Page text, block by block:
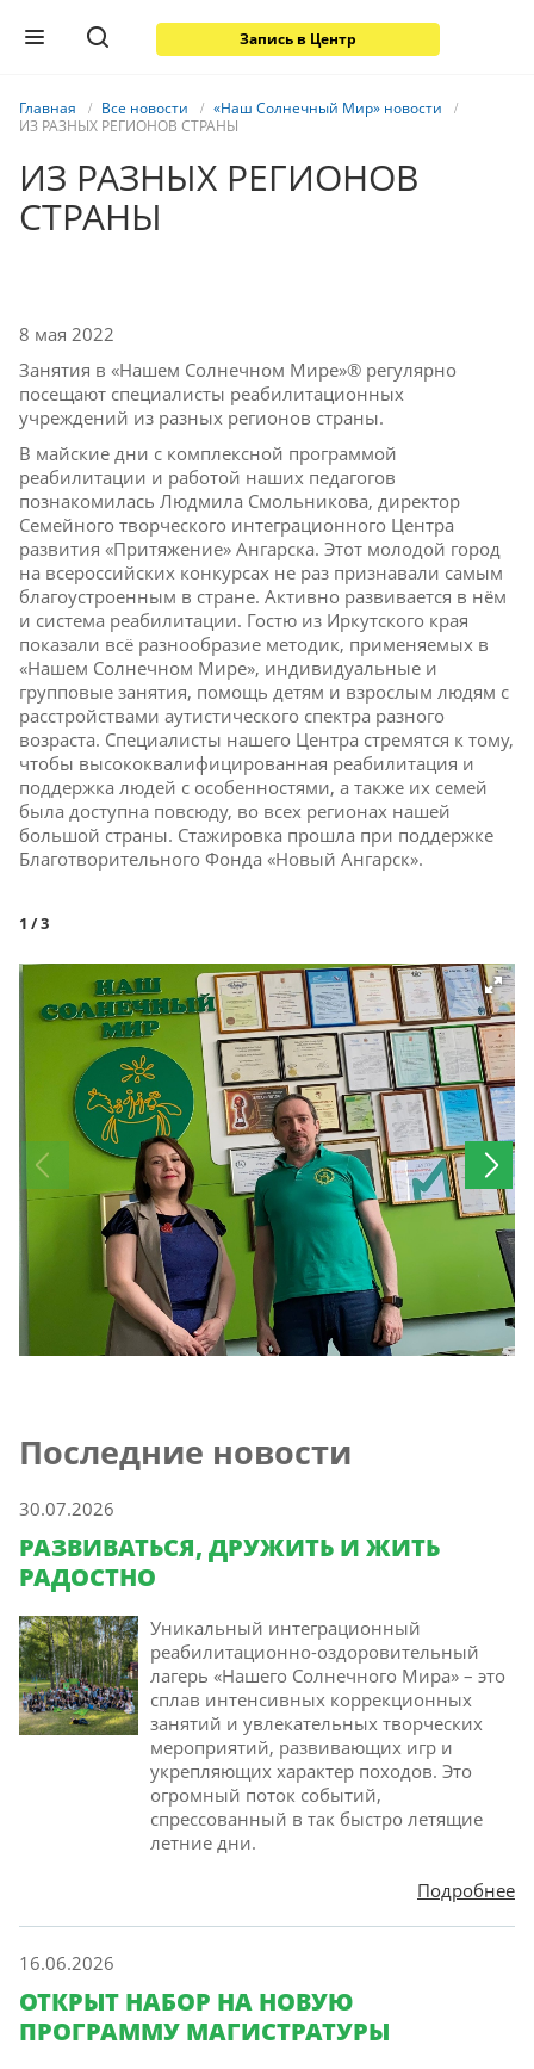
Запись в Центр
Главная Все новости
«Наш Солнечный Мир» новости
ИЗ РАЗНЫХ РЕГИОНОВ СТРАНЫ
ИЗ РАЗНЫХ РЕГИОНОВ
СТРАНЫ
8 мая 2022
Занятия в «Нашем Солнечном Мире»® регулярно
посещают специалисты реабилитационных
учреждений из разных регионов страны.
В майские дни с комплексной программой
реабилитации и работой наших педагогов
познакомилась Людмила Смольникова, директор
Семейного творческого интеграционного Центра
развития «Притяжение» Ангарска. Этот молодой город
на всероссийских конкурсах не раз признавали самым
благоустроенным в стране. Активно развивается в нём
и система реабилитации. Гостю из Иркутского края
показали всё разнообразие методик, применяемых в
«Нашем Солнечном Мире», индивидуальные и
групповые занятия, помощь детям и взрослым людям с
расстройствами аутистического спектра разного
возраста. Специалисты нашего Центра стремятся к тому,
чтобы высококвалифицированная реабилитация и
поддержка людей с особенностями, а также их семей
была доступна повсюду, во всех регионах нашей
большой страны. Стажировка прошла при поддержке
Благотворительного Фонда «Новый Ангарск».
1 / 3
Последние новости
30.07.2026
РАЗВИВАТЬСЯ, ДРУЖИТЬ И ЖИТЬ
РАДОСТНО
Уникальный интеграционный
реабилитационно-оздоровительный
лагерь «Нашего Солнечного Мира» – это
сплав интенсивных коррекционных
занятий и увлекательных творческих
мероприятий, развивающих игр и
укрепляющих характер походов. Это
огромный поток событий,
спрессованный в так быстро летящие
летние дни.
Подробнее
16.06.2026
ОТКРЫТ НАБОР НА НОВУЮ
ПРОГРАММУ МАГИСТРАТУРЫ